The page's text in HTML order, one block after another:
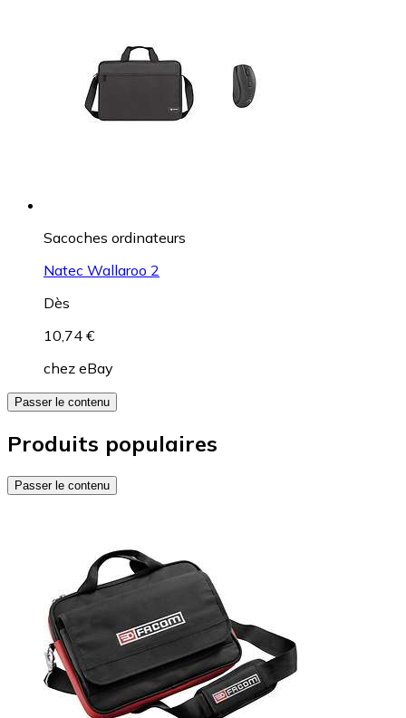
Sacoches ordinateurs
Natec Wallaroo 2
Dès
10,74 €
chez eBay
Passer le contenu
Produits populaires
Passer le contenu